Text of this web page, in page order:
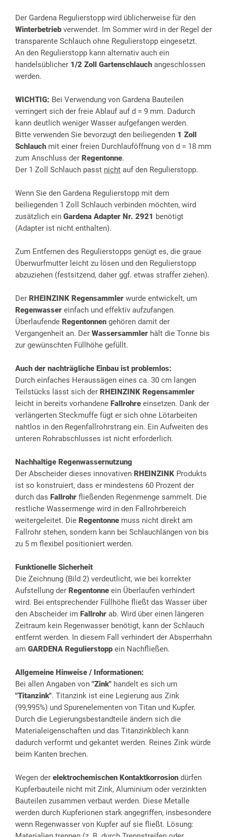
Der Gardena Regulierstopp wird üblicherweise für den
Winterbetrieb verwendet. Im Sommer wird in der Regel der
transparente Schlauch ohne Regulierstopp eingesetzt.
An den Regulierstopp kann alternativ auch ein
handelsüblicher 1/2 Zoll Gartenschlauch angeschlossen
werden.
WICHTIG: Bei Verwendung von Gardena Bauteilen
verringert sich der freie Ablauf auf d = 9 mm. Dadurch
kann deutlich weniger Wasser aufgefangen werden.
Bitte verwenden Sie bevorzugt den beiliegenden 1 Zoll
Schlauch mit einer freien Durchlauföffnung von d = 18 mm
zum Anschluss der Regentonne.
Der 1 Zoll Schlauch passt nicht auf den Regulierstopp.
Wenn Sie den Gardena Regulierstopp mit dem
beiliegenden 1 Zoll Schlauch verbinden möchten, wird
zusätzlich ein Gardena Adapter Nr. 2921 benötigt
(Adapter ist nicht enthalten).
Zum Entfernen des Regulierstopps genügt es, die graue
Überwurfmutter leicht zu lösen und den Regulierstopp
abzuziehen (festsitzend, daher ggf. etwas straffer ziehen).
Der RHEINZINK Regensammler wurde entwickelt, um
Regenwasser einfach und effektiv aufzufangen.
Überlaufende Regentonnen gehören damit der
Vergangenheit an. Der Wassersammler hält die Tonne bis
zur gewünschten Füllhöhe gefüllt.
Auch der nachträgliche Einbau ist problemlos:
Durch einfaches Heraussägen eines ca. 30 cm langen
Teilstücks lässt sich der RHEINZINK Regensammler
leicht in bereits vorhandene Fallrohre einsetzen. Dank der
verlängerten Steckmuffe fügt er sich ohne Lötarbeiten
nahtlos in den Regenfallrohrstrang ein. Ein Aufweiten des
unteren Rohrabschlusses ist nicht erforderlich.
Nachhaltige Regenwassernutzung
Der Abscheider dieses innovativen RHEINZINK Produkts
ist so konstruiert, dass er mindestens 60 Prozent der
durch das Fallrohr fließenden Regenmenge sammelt. Die
restliche Wassermenge wird in den Fallrohrbereich
weitergeleitet. Die Regentonne muss nicht direkt am
Fallrohr stehen, sondern kann bei Schlauchlängen von bis
zu 5 m flexibel positioniert werden.
Funktionelle Sicherheit
Die Zeichnung (Bild 2) verdeutlicht, wie bei korrekter
Aufstellung der Regentonne ein Überlaufen verhindert
wird. Bei entsprechender Füllhöhe fließt das Wasser über
den Abscheider im Fallrohr ab. Wird über einen längeren
Zeitraum kein Regenwasser benötigt, kann der Schlauch
entfernt werden. In diesem Fall verhindert der Absperrhahn
am GARDENA Regulierstopp ein Nachfließen.
Allgemeine Hinweise / Informationen:
Bei allen Angaben von "Zink" handelt es sich um
"Titanzink". Titanzink ist eine Legierung aus Zink
(99,995%) und Spurenelementen von Titan und Kupfer.
Durch die Legierungsbestandteile ändern sich die
Materialeigenschaften und das Titanzinkblech kann
dadurch verformt und gekantet werden. Reines Zink würde
beim Kanten brechen.
Wegen der elektrochemischen Kontaktkorrosion dürfen
Kupferbauteile nicht mit Zink, Aluminium oder verzinkten
Bauteilen zusammen verbaut werden. Diese Metalle
werden durch Kupferionen stark angegriffen, insbesondere
wenn Regenwasser von Kupfer auf sie fließt. Lösung: